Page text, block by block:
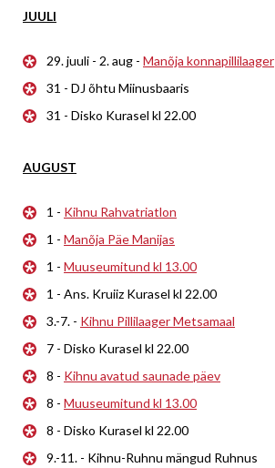
JUULI
29. juuli - 2. aug - Manõja konnapillilaager
31 - DJ õhtu Miinusbaaris
31 - Disko Kurasel kl 22.00
AUGUST
1 - Kihnu Rahvatriatlon
1 - Manõja Päe Manijas
1 - Muuseumitund kl 13.00
1 - Ans. Kruiiz Kurasel kl 22.00
3.-7. - Kihnu Pillilaager Metsamaal
7 - Disko Kurasel kl 22.00
8 - Kihnu avatud saunade päev
8 - Muuseumitund kl 13.00
8 - Disko Kurasel kl 22.00
9.-11. - Kihnu-Ruhnu mängud Ruhnus